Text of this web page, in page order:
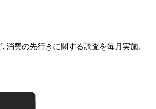
消費の先行きに関する調査を毎月実施。